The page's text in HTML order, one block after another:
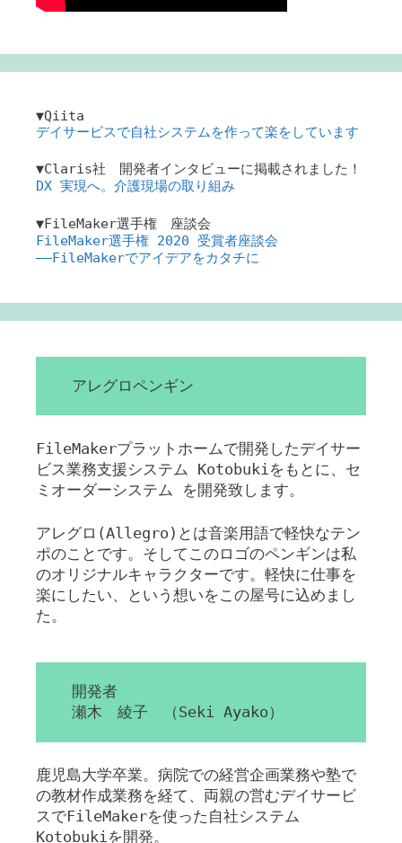
▼Qiita
デイサービスで自社システムを作って楽をしています
▼Claris社 開発者インタビューに掲載されました！
DX 実現へ。介護現場の取り組み
▼FileMaker選手権 座談会
FileMaker選手権 2020 受賞者座談会
――FileMakerでアイデアをカタチに
アレグロペンギン
FileMakerプラットホームで開発したデイサー
ビス業務支援システム Kotobukiをもとに、セ
ミオーダーシステム を開発致します。
アレグロ(Allegro)とは音楽用語で軽快なテン
ポのことです。そしてこのロゴのペンギンは私
のオリジナルキャラクターです。軽快に仕事を
楽にしたい、という想いをこの屋号に込めまし
た。
開発者
瀬木 綾子 （Seki Ayako）
鹿児島大学卒業。病院での経営企画業務や塾で
の教材作成業務を経て、両親の営むデイサービ
スでFileMakerを使った自社システム
Kotobukiを開発。